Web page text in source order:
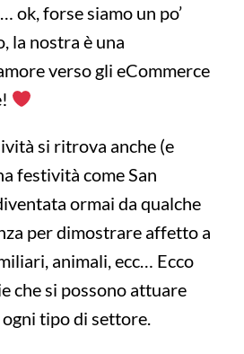
ok, forse siamo un po’
la nostra è una
verso gli eCommerce
si ritrova anche (e
festività come San
ormai da qualche
per dimostrare affetto a
animali, ecc… Ecco
che si possono attuare
tipo di settore.